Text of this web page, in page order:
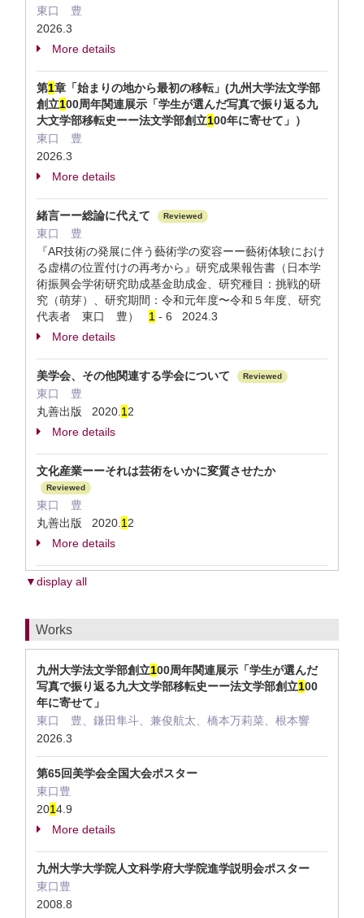
東口 豊
2026.3
More details
第1章「始まりの地から最初の移転」(九州大学法文学部
創立100周年関連展示「学生が選んだ写真で振り返る九
大文学部移転史ーー法文学部創立100年に寄せて」）
東口 豊
2026.3
More details
緒言ーー総論に代えて Reviewed
東口 豊
『AR技術の発展に伴う藝術学の変容ーー藝術体験におけ
る虚構の位置付けの再考から』研究成果報告書（日本学
術振興会学術研究助成基金助成金、研究種目：挑戦的研
究（萌芽）、研究期間：令和元年度〜令和５年度、研究
代表者 東口 豊） 1 - 6 2024.3
More details
美学会、その他関連する学会について Reviewed
東口 豊
丸善出版 2020. 1 2
More details
文化産業ーーそれは芸術をいかに変質させたか
Reviewed
東口 豊
丸善出版 2020. 1 2
More details
▼display all
Works
九州大学法文学部創立100周年関連展示「学生が選んだ
写真で振り返る九大文学部移転史ーー法文学部創立100
年に寄せて」
東口 豊、鎌田隼斗、兼俊航太、橋本万莉菜、根本響
2026.3
第65回美学会全国大会ポスター
東口豊
2014.9
More details
九州大学大学院人文科学府大学院進学説明会ポスター
東口豊
2008.8